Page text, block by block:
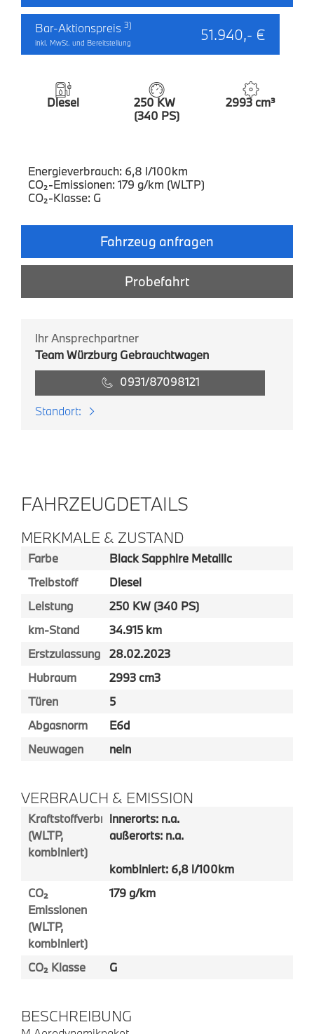
Bar-Aktionspreis 3)
inkl. MwSt. und Bereitstellung 51.940,- €
Diesel
250 KW
(340 PS)
2993 cm³
Energieverbrauch: 6,8 l/100km
CO₂-Emissionen: 179 g/km (WLTP)
CO₂-Klasse: G
Fahrzeug anfragen
Probefahrt
Ihr Ansprechpartner
Team Würzburg Gebrauchtwagen
0931/87098121
Standort:
FAHRZEUGDETAILS
MERKMALE & ZUSTAND
Farbe
Black Sapphire Metallic
Treibstoff
Diesel
Leistung
250 KW (340 PS)
km-Stand
34.915 km
Erstzulassung
28.02.2023
Hubraum
2993 cm3
Türen
5
Abgasnorm
E6d
Neuwagen
nein
VERBRAUCH & EMISSION
Kraftstoffverbrauch
(WLTP,
kombiniert)
innerorts: n.a.
außerorts: n.a.
kombiniert: 6,8 l/100km
CO₂
Emissionen
(WLTP,
kombiniert)
179 g/km
CO₂ Klasse G
BESCHREIBUNG